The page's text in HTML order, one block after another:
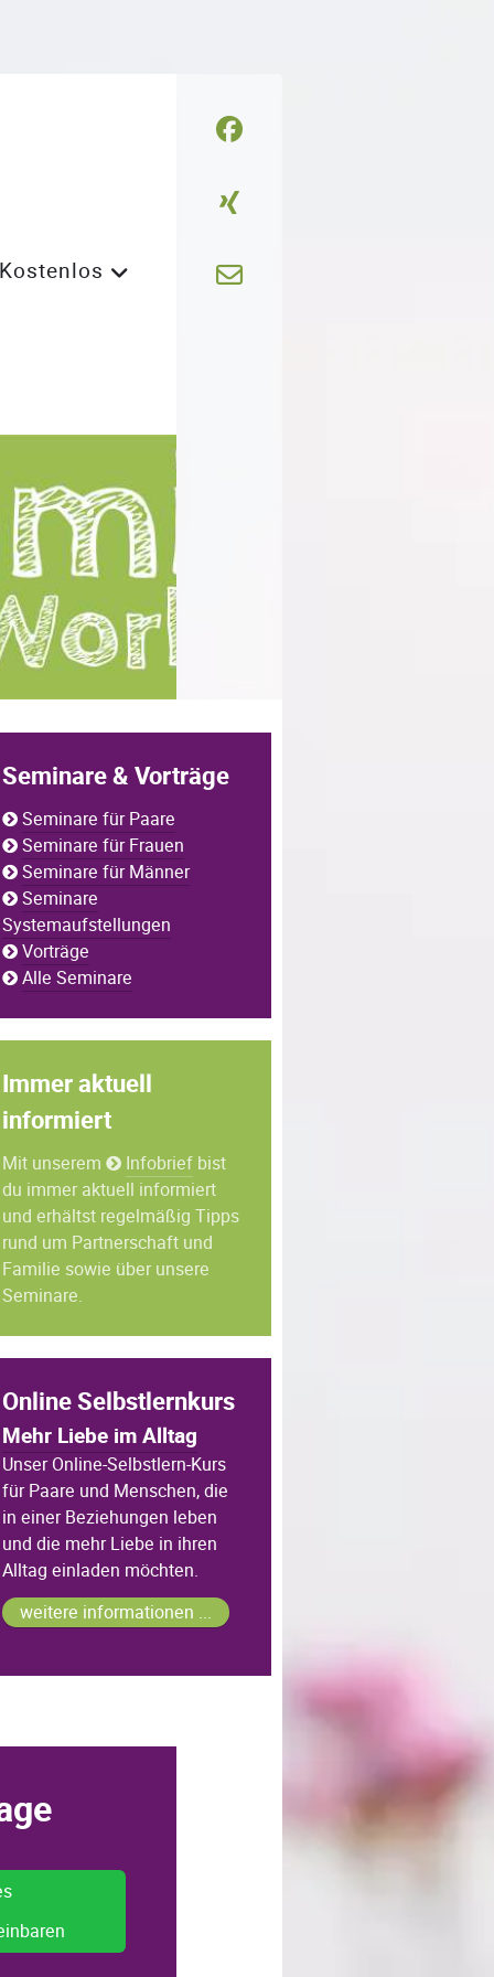
Kostenlos
Seminare & Vorträge
Seminare für Paare
Seminare für Frauen
Seminare für Männer
Seminare
Systemaufstellungen
Vorträge
Alle Seminare
Immer aktuell
informiert
Mit unserem Infobrief bist
du immer aktuell informiert
und erhältst regelmäßig Tipps
rund um Partnerschaft und
Familie sowie über unsere
Seminare.
Online Selbstlernkurs
Mehr Liebe im Alltag
Unser Online-Selbstlern-Kurs
für Paare und Menschen, die
in einer Beziehungen leben
und die mehr Liebe in ihren
Alltag einladen möchten.
weitere informationen ...